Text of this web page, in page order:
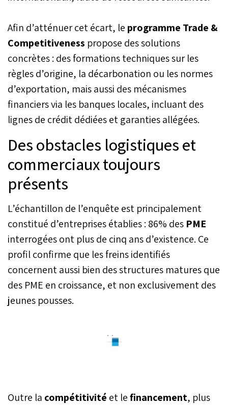
Afin d’atténuer cet écart, le programme Trade &
Competitiveness propose des solutions
concrètes : des formations techniques sur les
règles d’origine, la décarbonation ou les normes
d’exportation, mais aussi des mécanismes
financiers via les banques locales, incluant des
lignes de crédit dédiées et garanties allégées.
Des obstacles logistiques et
commerciaux toujours
présents
L’échantillon de l’enquête est principalement
constitué d’entreprises établies : 86% des PME
interrogées ont plus de cinq ans d’existence. Ce
profil confirme que les freins identifiés
concernent aussi bien des structures matures que
des PME en croissance, et non exclusivement des
jeunes pousses.
Outre la compétitivité et lefinancement, plus